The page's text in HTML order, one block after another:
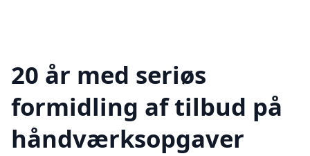
20 år med seriøs
formidling af tilbud på
håndværksopgaver